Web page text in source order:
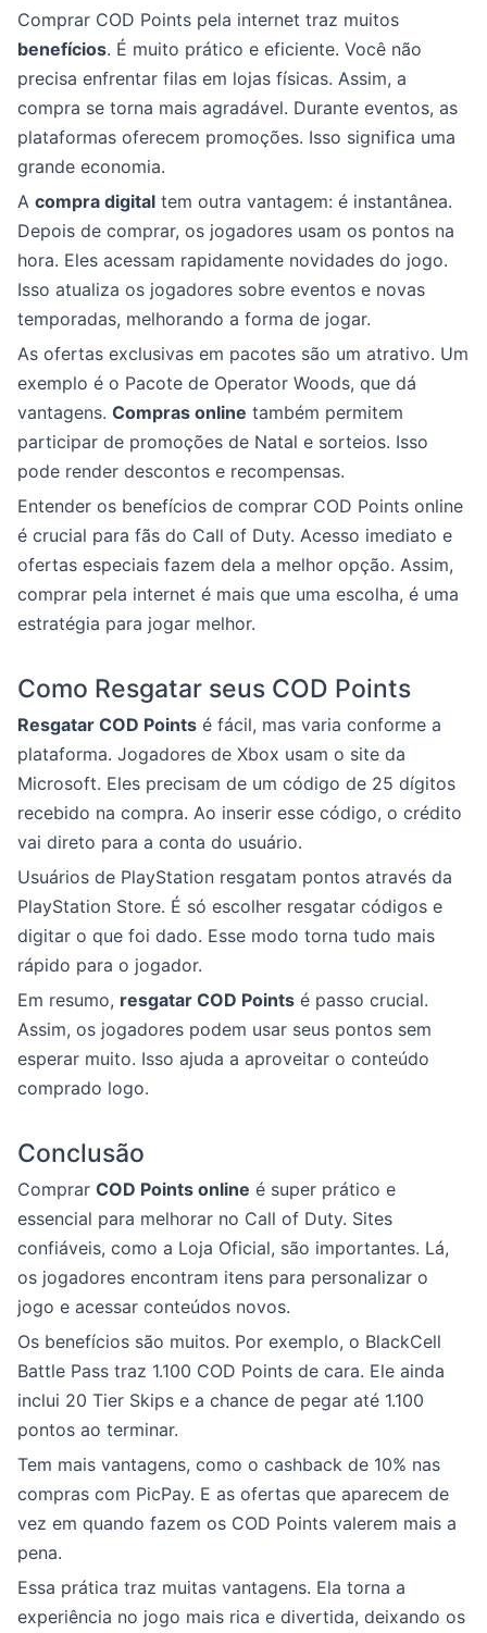
Comprar COD Points pela internet traz muitos
benefícios. É muito prático e eficiente. Você não
precisa enfrentar filas em lojas físicas. Assim, a
compra se torna mais agradável. Durante eventos, as
plataformas oferecem promoções. Isso significa uma
grande economia.
A compra digital tem outra vantagem: é instantânea.
Depois de comprar, os jogadores usam os pontos na
hora. Eles acessam rapidamente novidades do jogo.
Isso atualiza os jogadores sobre eventos e novas
temporadas, melhorando a forma de jogar.
As ofertas exclusivas em pacotes são um atrativo. Um
exemplo é o Pacote de Operator Woods, que dá
vantagens. Compras online também permitem
participar de promoções de Natal e sorteios. Isso
pode render descontos e recompensas.
Entender os benefícios de comprar COD Points online
é crucial para fãs do Call of Duty. Acesso imediato e
ofertas especiais fazem dela a melhor opção. Assim,
comprar pela internet é mais que uma escolha, é uma
estratégia para jogar melhor.
Como Resgatar seus COD Points
Resgatar COD Points é fácil, mas varia conforme a
plataforma. Jogadores de Xbox usam o site da
Microsoft. Eles precisam de um código de 25 dígitos
recebido na compra. Ao inserir esse código, o crédito
vai direto para a conta do usuário.
Usuários de PlayStation resgatam pontos através da
PlayStation Store. É só escolher resgatar códigos e
digitar o que foi dado. Esse modo torna tudo mais
rápido para o jogador.
Em resumo, resgatar COD Points é passo crucial.
Assim, os jogadores podem usar seus pontos sem
esperar muito. Isso ajuda a aproveitar o conteúdo
comprado logo.
Conclusão
Comprar COD Points online é super prático e
essencial para melhorar no Call of Duty. Sites
confiáveis, como a Loja Oficial, são importantes. Lá,
os jogadores encontram itens para personalizar o
jogo e acessar conteúdos novos.
Os benefícios são muitos. Por exemplo, o BlackCell
Battle Pass traz 1.100 COD Points de cara. Ele ainda
inclui 20 Tier Skips e a chance de pegar até 1.100
pontos ao terminar.
Tem mais vantagens, como o cashback de 10% nas
compras com PicPay. E as ofertas que aparecem de
vez em quando fazem os COD Points valerem mais a
pena.
Essa prática traz muitas vantagens. Ela torna a
experiência no jogo mais rica e divertida, deixando os